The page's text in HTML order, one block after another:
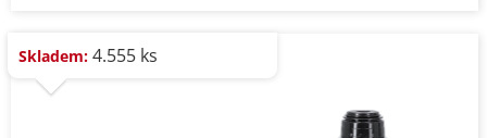
Skladem: 4.555 ks